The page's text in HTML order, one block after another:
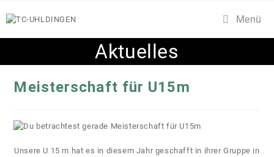
Inhalt
Menü
Aktuelles
Meisterschaft für U15m
Unsere U 15 m hat es in diesem Jahr geschafft in ihrer Gruppe in